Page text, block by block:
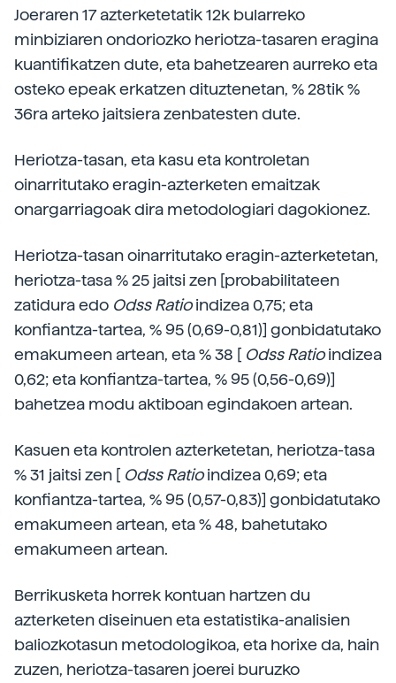
Joeraren 17 azterketetatik 12k bularreko
minbiziaren ondoriozko heriotza-tasaren eragina
kuantifikatzen dute, eta bahetzearen aurreko eta
osteko epeak erkatzen dituztenetan, % 28tik %
36ra arteko jaitsiera zenbatesten dute.
Heriotza-tasan, eta kasu eta kontroletan
oinarritutako eragin-azterketen emaitzak
onargarriagoak dira metodologiari dagokionez.
Heriotza-tasan oinarritutako eragin-azterketetan,
heriotza-tasa % 25 jaitsi zen [probabilitateen
zatidura edo Odss Ratioindizea 0,75; eta
konfiantza-tartea, % 95 (0,69-0,81)] gonbidatutako
emakumeen artean, eta % 38 [ Odss Ratioindizea
0,62; eta konfiantza-tartea, % 95 (0,56-0,69)]
bahetzea modu aktiboan egindakoen artean.
Kasuen eta kontrolen azterketetan, heriotza-tasa
% 31 jaitsi zen [ Odss Ratioindizea 0,69; eta
konfiantza-tartea, % 95 (0,57-0,83)] gonbidatutako
emakumeen artean, eta % 48, bahetutako
emakumeen artean.
Berrikusketa horrek kontuan hartzen du
azterketen diseinuen eta estatistika-analisien
baliozkotasun metodologikoa, eta horixe da, hain
zuzen, heriotza-tasaren joerei buruzko